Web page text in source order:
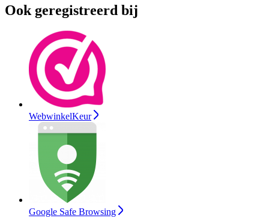
Ook geregistreerd bij
WebwinkelKeur
Google Safe Browsing